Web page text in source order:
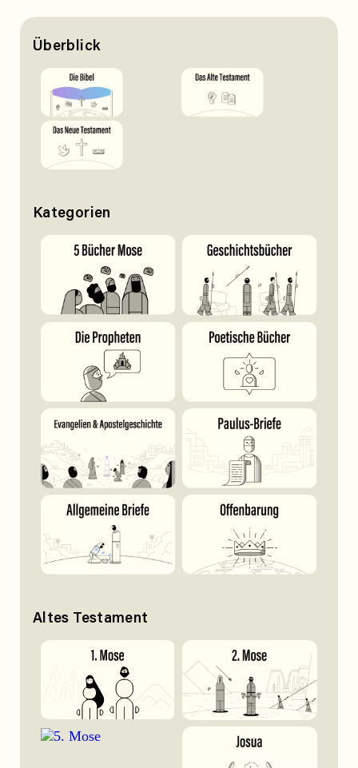
Überblick
Kategorien
Altes Testament